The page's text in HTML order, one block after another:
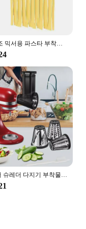
주방 보조 믹서용 파스타 부착물, 파스타 시트 롤러, 스파게티 페투치니 커터, 스테인레스 국수, 모든 주방 보조 요리사에 적합
슬라이서 슈레더 다지기 부착물 치즈 강판 액세서리, 주방 보조 스탠드 믹서용